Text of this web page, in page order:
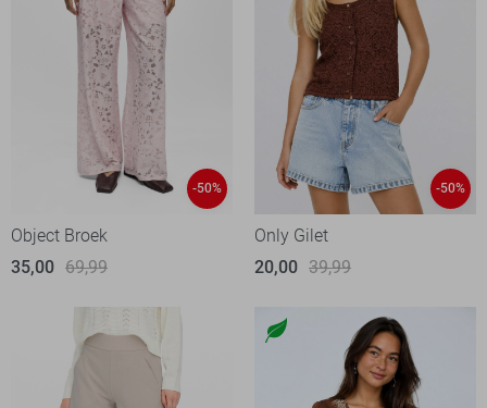
-50%
Object Broek
35,00 69,99
-50%
Only Gilet
20,00 39,99